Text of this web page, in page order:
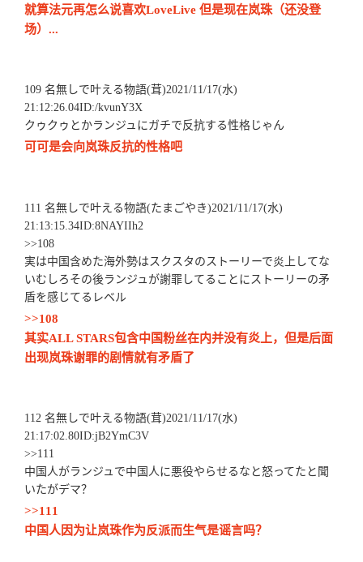
就算法元再怎么说喜欢LoveLive 但是现在岚珠（还没登
场）...
109 名無しで叶える物語(茸)2021/11/17(水)
21:12:26.04ID:/kvunY3X
クゥクゥとかランジュにガチで反抗する性格じゃん
可可是会向岚珠反抗的性格吧
111 名無しで叶える物語(たまごやき)2021/11/17(水)
21:13:15.34ID:8NAYIIh2
>>108
実は中国含めた海外勢はスクスタのストーリーで炎上してな
いむしろその後ランジュが謝罪してることにストーリーの矛
盾を感じてるレベル
>>108
其实ALL STARS包含中国粉丝在内并没有炎上，但是后面
出现岚珠谢罪的剧情就有矛盾了
112 名無しで叶える物語(茸)2021/11/17(水)
21:17:02.80ID:jB2YmC3V
>>111
中国人がランジュで中国人に悪役やらせるなと怒ってたと聞
いたがデマ？
>>111
中国人因为让岚珠作为反派而生气是谣言吗？